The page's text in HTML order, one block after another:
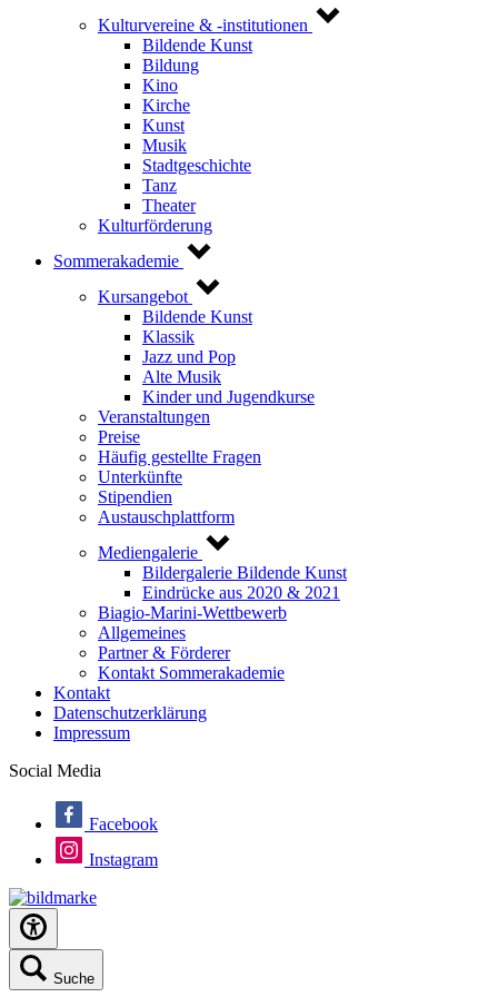
Kulturvereine & -institutionen
Bildende Kunst
Bildung
Kino
Kirche
Kunst
Musik
Stadtgeschichte
Tanz
Theater
Kulturförderung
Sommerakademie
Kursangebot
Bildende Kunst
Klassik
Jazz und Pop
Alte Musik
Kinder und Jugendkurse
Veranstaltungen
Preise
Häufig gestellte Fragen
Unterkünfte
Stipendien
Austauschplattform
Mediengalerie
Bildergalerie Bildende Kunst
Eindrücke aus 2020 & 2021
Biagio-Marini-Wettbewerb
Allgemeines
Partner & Förderer
Kontakt Sommerakademie
Kontakt
Datenschutzerklärung
Impressum
Social Media
Facebook
Instagram
Suche